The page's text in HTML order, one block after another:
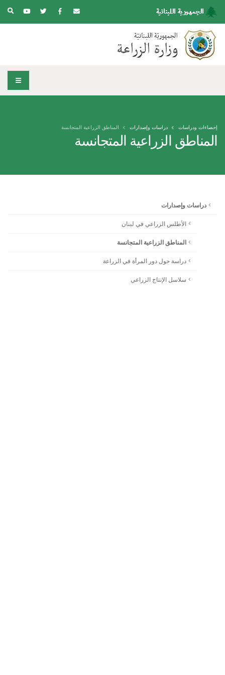
المناطق الزراعية المتجانسة
إحصاءات ودراسات دراسات وإصدارات المناطق الزراعية المتجانسة
دراسات وإصدارات
الأطلس الزراعي في لبنان
المناطق الزراعية المتجانسة
دراسة حول دور المرأة في الزراعة
سلاسل الإنتاج الزراعي